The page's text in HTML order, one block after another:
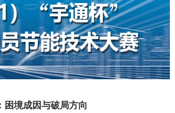
通公交集团发布全新企业文化理念体系
沪苏城市公交企业经验交流会在通顺利召开
困境成因与破局方向